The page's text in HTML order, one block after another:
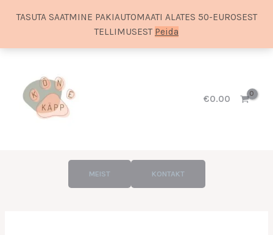
TASUTA SAATMINE PAKIAUTOMAATI ALATES 50-EUROSEST
TELLIMUSEST Peida
content
€0.00
MEIST KONTAKT